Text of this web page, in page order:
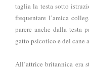
taglia la testa sotto
frequentare l’amica
parere anche dalla testa
gatto psicotico e del cane
All’attrice britannica era